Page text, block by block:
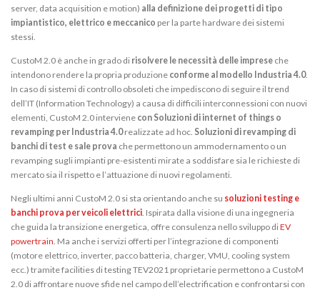
server, data acquisition e motion) alla definizione dei progetti di tipo
impiantistico, elettrico e meccanico per la parte hardware dei sistemi
stessi.
CustoM 2.0 è anche in grado di risolvere le necessità delle imprese che
intendono rendere la propria produzione conforme al modello Industria 4.0.
In caso di sistemi di controllo obsoleti che impediscono di seguire il trend
dell’IT (Information Technology) a causa di difficili interconnessioni con nuovi
elementi, CustoM 2.0 interviene con Soluzioni di internet of things o
revamping per Industria 4.0realizzate ad hoc. Soluzioni di revamping di
banchi di test e sale prova che permettono un ammodernamento o un
revamping sugli impianti pre-esistenti mirate a soddisfare sia le richieste di
mercato sia il rispetto e l’attuazione di nuovi regolamenti.
Negli ultimi anni CustoM 2.0 si sta orientando anche su soluzioni testing e
banchi prova per veicoli elettrici . Ispirata dalla visione di una ingegneria
che guida la transizione energetica, offre consulenza nello sviluppo diEV
powertrain . Ma anche i servizi offerti per l’integrazione di componenti
(motore elettrico, inverter, pacco batteria, charger, VMU, cooling system
ecc.) tramite facilities di testing TEV2021 proprietarie permettono a CustoM
2.0 di affrontare nuove sfide nel campo dell’electrification e confrontarsi con